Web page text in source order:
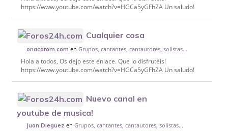
https://www.youtube.com/watch?v=HGCa5yGFhZA Un saludo!
Cualquier cosa
onacarom.com enGrupos, cantantes, cantautores, solistas...
Hola a todos, Os dejo este enlace. Que lo disfrutéis!
https://www.youtube.com/watch?v=HGCa5yGFhZA Un saludo!
Nuevo canal en
youtube de musica!
Juan Dieguez enGrupos, cantantes, cantautores, solistas...